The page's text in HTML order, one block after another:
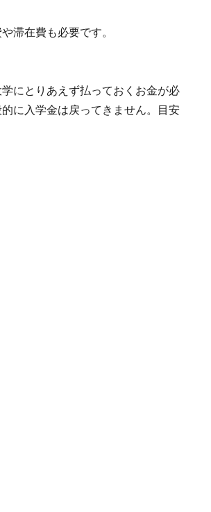
滞在費も必要です。
にとりあえず払っておくお金が必
に入学金は戻ってきません。目安